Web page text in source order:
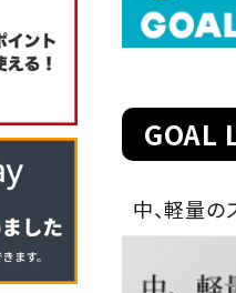
GOAL
中、軽量